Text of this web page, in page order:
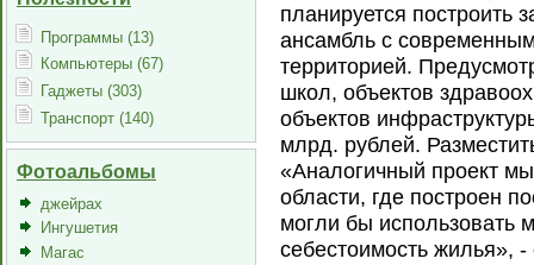
Программы (13)
Компьютеры (67)
Гаджеты (303)
Транспорт (140)
Фотоальбомы
джейрах
Ингушетия
Магас
планируется построить
ансамбль с
территорией.
школ, объектов
объектов
млрд. рублей.
«Аналогичный проект
области, где построен
могли бы использовать
себестоимость жилья»,